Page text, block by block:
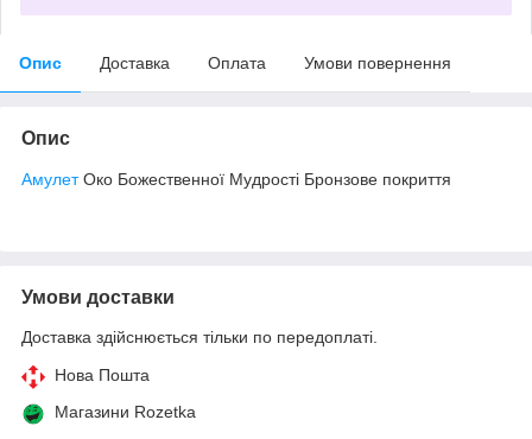
Опис Доставка Оплата Умови повернення
Опис
АмулетОко Божественної Мудрості Бронзове покриття
Умови доставки
Доставка здійснюється тільки по передоплаті.
Нова Пошта
Магазини Rozetka